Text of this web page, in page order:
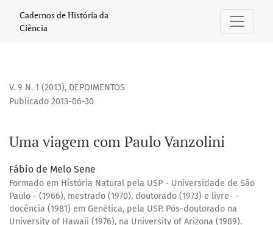
Cadernos de História da
Ciência
V. 9 N. 1 (2013), DEPOIMENTOS
Uma viagem com Paulo Vanzolini
Publicado 2013-06-30
Fábio de Melo Sene
Formado em História Natural pela USP - Universidade de São
Paulo - (1966), mestrado (1970), doutorado (1973) e livre- -
docência (1981) em Genética, pela USP. Pós-doutorado na
University of Hawaii (1976), na University of Arizona (1989).